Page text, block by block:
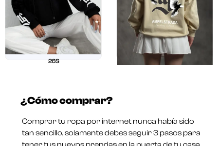
26S
en
0
de
5
¿Cómo comprar?
Comprar tu ropa por internet nunca había sido
tan sencillo, solamente debes seguir 3 pasos para